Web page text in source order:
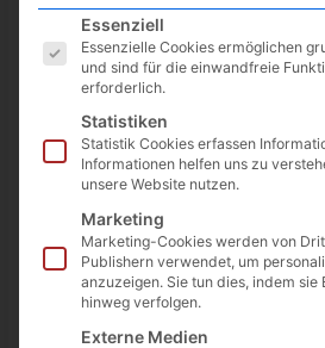
Version 10.38.2 können via Such-
Notizbuch-Stapel durchsucht werden.
die in einem Stapel enthaltenen
ausgewählt werden.
Es folgt eine Liste der Service-
Essenziell
Essenzielle Cookies ermöglichen
und sind für die einwandfreie
erforderlich.
Statistiken
Statistik Cookies erfassen
Informationen helfen uns zu
unsere Website nutzen.
Marketing
Marketing-Cookies werden von
Publishern verwendet, um
anzuzeigen. Sie tun dies, indem sie
hinweg verfolgen.
Externe Medien